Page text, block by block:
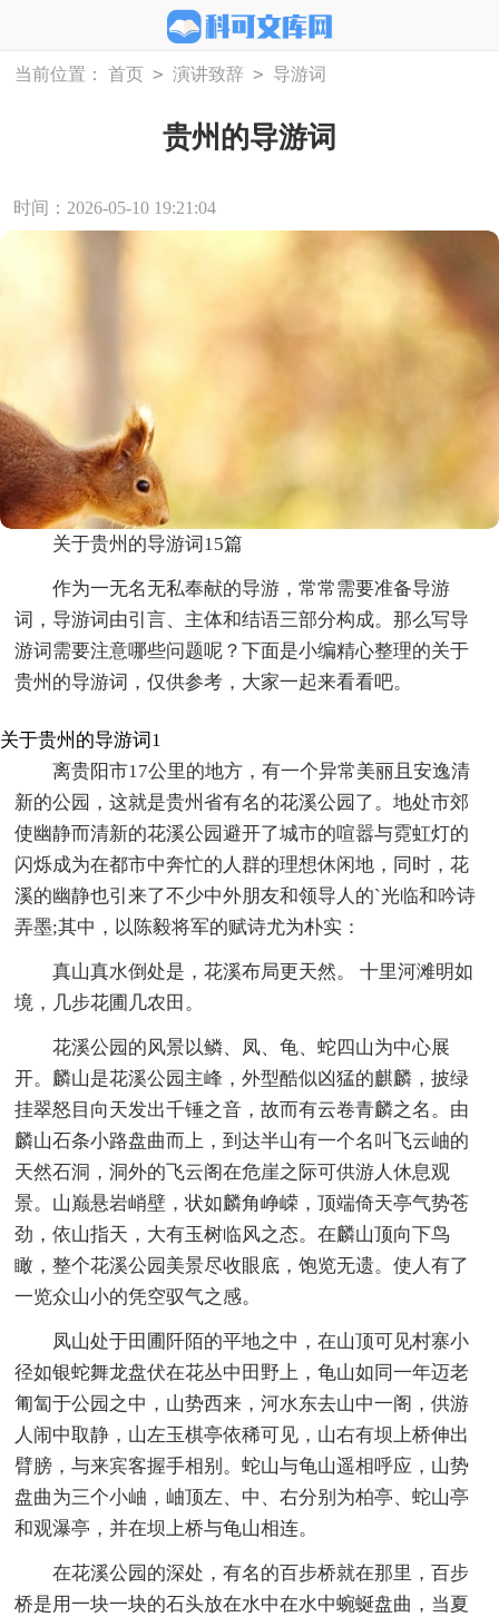
当前位置： 首页 > 演讲致辞 > 导游词
贵州的导游词
时间：2026-05-10 19:21:04
关于贵州的导游词15篇
作为一无名无私奉献的导游，常常需要准备导游
词，导游词由引言、主体和结语三部分构成。那么写导
游词需要注意哪些问题呢？下面是小编精心整理的关于
贵州的导游词，仅供参考，大家一起来看看吧。
关于贵州的导游词1
离贵阳市17公里的地方，有一个异常美丽且安逸清
新的公园，这就是贵州省有名的花溪公园了。地处市郊
使幽静而清新的花溪公园避开了城市的喧嚣与霓虹灯的
闪烁成为在都市中奔忙的人群的理想休闲地，同时，花
溪的幽静也引来了不少中外朋友和领导人的`光临和吟诗
弄墨;其中，以陈毅将军的赋诗尤为朴实：
真山真水倒处是，花溪布局更天然。 十里河滩明如
境，几步花圃几农田。
花溪公园的风景以鳞、凤、龟、蛇四山为中心展
开。麟山是花溪公园主峰，外型酷似凶猛的麒麟，披绿
挂翠怒目向天发出千锤之音，故而有云卷青麟之名。由
麟山石条小路盘曲而上，到达半山有一个名叫飞云岫的
天然石洞，洞外的飞云阁在危崖之际可供游人休息观
景。山巅悬岩峭壁，状如麟角峥嵘，顶端倚天亭气势苍
劲，依山指天，大有玉树临风之态。在麟山顶向下鸟
瞰，整个花溪公园美景尽收眼底，饱览无遗。使人有了
一览众山小的凭空驭气之感。
凤山处于田圃阡陌的平地之中，在山顶可见村寨小
径如银蛇舞龙盘伏在花丛中田野上，龟山如同一年迈老
匍匐于公园之中，山势西来，河水东去山中一阁，供游
人闹中取静，山左玉棋亭依稀可见，山右有坝上桥伸出
臂膀，与来宾客握手相别。蛇山与龟山遥相呼应，山势
盘曲为三个小岫，岫顶左、中、右分别为柏亭、蛇山亭
和观瀑亭，并在坝上桥与龟山相连。
在花溪公园的深处，有名的百步桥就在那里，百步
桥是用一块一块的石头放在水中在水中蜿蜒盘曲，当夏